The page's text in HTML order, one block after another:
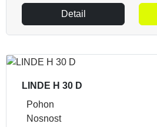
Detail
LINDE H 30 D
Pohon
Nosnost